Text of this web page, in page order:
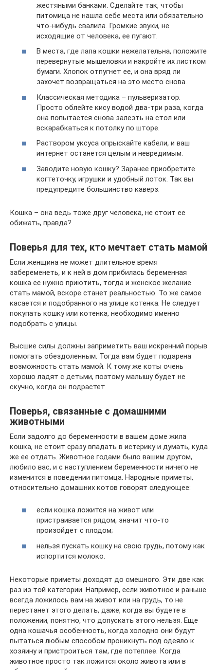
жестяными банками. Сделайте так, чтобы
питомица не нашла себе места или обязательно
что-нибудь свалила. Громкие звуки, не
исходящие от человека, ее пугают.
В места, где лапа кошки нежелательна, положите
перевернутые мышеловки и накройте их листком
бумаги. Хлопок отпугнет ее, и она вряд ли
захочет возвращаться на это место снова.
Классическая методика – пульверизатор.
Просто облейте кису водой два-три раза, когда
она попытается снова залезть на стол или
вскарабкаться к потолку по шторе.
Раствором уксуса опрыскайте кабели, и ваш
интернет останется целым и невредимым.
Заводите новую кошку? Заранее приобретите
когтеточку, игрушки и удобный лоток. Так вы
предупредите большинство каверз.
Кошка – она ведь тоже друг человека, не стоит ее
обижать, правда?
Поверья для тех, кто мечтает стать мамой
Если женщина не может длительное время
забеременеть, и к ней в дом прибилась беременная
кошка ее нужно приютить, тогда и женское желание
стать мамой, вскоре станет реальностью. То же самое
касается и подобранного на улице котенка. Не следует
покупать кошку или котенка, необходимо именно
подобрать с улицы.
Высшие силы должны заприметить ваш искренний порыв
помогать обездоленным. Тогда вам будет подарена
возможность стать мамой. К тому же коты очень
хорошо ладят с детьми, поэтому малышу будет не
скучно, когда он подрастет.
Поверья, связанные с домашними
животными
Если задолго до беременности в вашем доме жила
кошка, не стоит сразу впадать в истерику и думать, куда
же ее отдать. Животное годами было вашим другом,
любило вас, и с наступлением беременности ничего не
изменится в поведении питомца. Народные приметы,
относительно домашних котов говорят следующее:
если кошка ложится на живот или
пристраивается рядом, значит что-то
произойдет с плодом;
нельзя пускать кошку на свою грудь, потому как
испортится молоко.
Некоторые приметы доходят до смешного. Эти две как
раз из той категории. Например, если животное и раньше
всегда ложилось вам на живот или на грудь, то не
перестанет этого делать, даже, когда вы будете в
положении, понятно, что допускать этого нельзя. Еще
одна кошачья особенность, когда холодно они будут
пытаться любым способом проникнуть под одеяло к
хозяину и пристроиться там, где потеплее. Когда
животное просто так ложится около живота или в